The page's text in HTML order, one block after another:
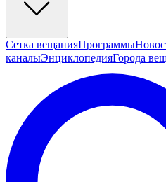
Сетка вещанияПрограммы
каналыЭнциклопедияГорода